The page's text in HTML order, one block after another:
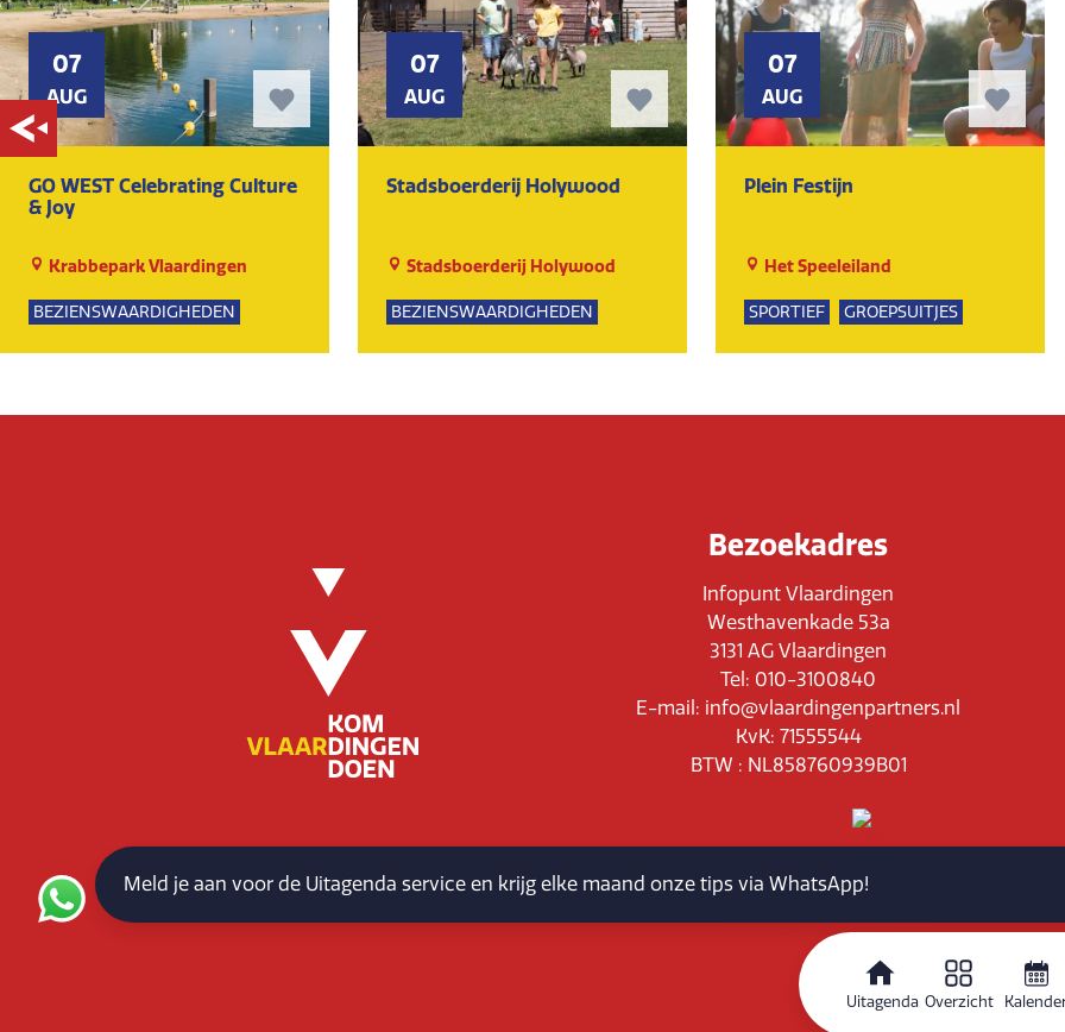
Uitagenda Overzicht
07
AUG
GO WEST Celebrating Culture
& Joy
Krabbepark Vlaardingen
BEZIENSWAARDIGHEDEN
KUNST EN CULTUUR
07
AUG
Stadsboerderij Holywood
Stadsboerderij Holywood
BEZIENSWAARDIGHEDEN
NATUUR
07
AUG
Plein Festijn
Het Speeleiland
SPORTIEF GROEPSUITJES
Bezoekadres
Infopunt Vlaardingen
Westhavenkade 53a
3131 AG Vlaardingen
Tel: 010-3100840
E-mail: info@vlaardingenpartners.nl
KvK: 71555544
BTW : NL858760939B01
Routeplanner
Meld je aan voor de Uitagenda service en krijg elke maand onze tips via WhatsApp!